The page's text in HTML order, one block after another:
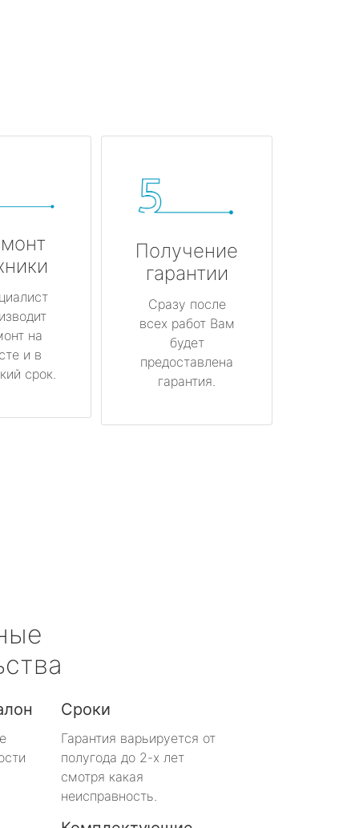
на
и в
срок.
Получение
гарантии
Сразу после
всех работ Вам
будет
предоставлена
гарантия.
Сроки
Гарантия варьируется от
полугода до 2-х лет
смотря какая
неисправность.